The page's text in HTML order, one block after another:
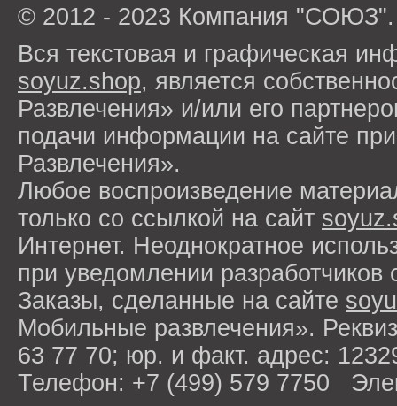
© 2012 - 2023 Компания
Вся текстовая и графическая
soyuz.shop, является
Развлечения» и/или его
подачи информации на сайте
Развлечения».
Любое воспроизведение
только со ссылкой на сайт
Интернет. Неоднократное
при уведомлении разработчиков
Заказы, сделанные на сайте
Мобильные развлечения».
63 77 70; юр. и факт. адрес:
Телефон: +7 (499) 579 7750